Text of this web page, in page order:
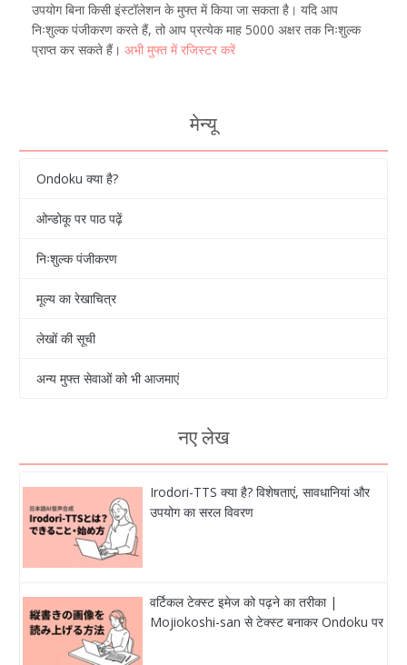
उपयोग बिना किसी इंस्टॉलेशन के मुफ्त में किया जा सकता है। यदि आप
निःशुल्क पंजीकरण करते हैं, तो आप प्रत्येक माह 5000 अक्षर तक निःशुल्क
प्राप्त कर सकते हैं। अभी मुफ्त में रजिस्टर करें
मेन्यू
Ondoku क्या है?
ओन्डोकू पर पाठ पढ़ें
निःशुल्क पंजीकरण
मूल्य का रेखाचित्र
लेखों की सूची
अन्य मुफ्त सेवाओं को भी आजमाएं
नए लेख
Irodori-TTS क्या है? विशेषताएं, सावधानियां और
उपयोग का सरल विवरण
वर्टिकल टेक्स्ट इमेज को पढ़ने का तरीका |
Mojiokoshi-san से टेक्स्ट बनाकर Ondoku पर